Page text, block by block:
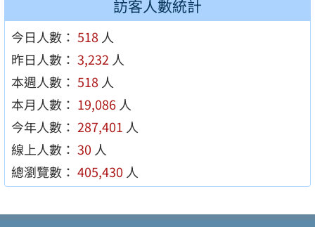
訪客人數統計
今日人數： 518 人
昨日人數： 3,232 人
本週人數： 518 人
本月人數： 19,086 人
今年人數： 287,401 人
線上人數： 30 人
總瀏覽數： 405,430 人